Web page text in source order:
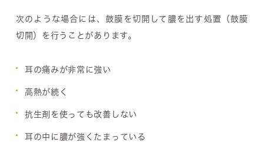
次のような場合には、鼓膜を切開して膿を出す処置（鼓膜
切開）を行うことがあります。
耳の痛みが非常に強い
高熱が続く
抗生剤を使っても改善しない
耳の中に膿が強くたまっている